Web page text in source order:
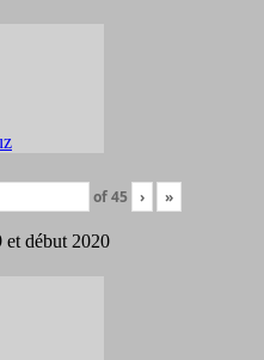
of45 › »
et début 2020